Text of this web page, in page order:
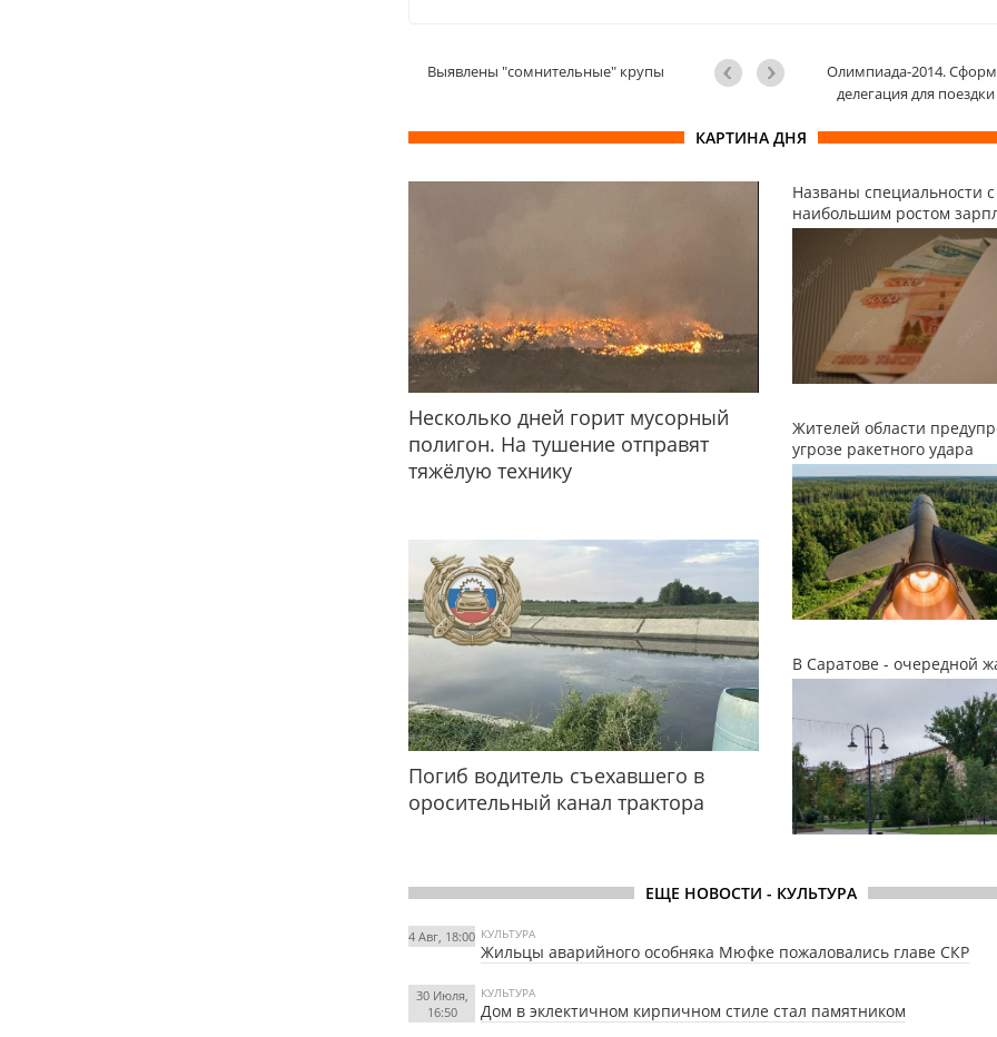
Выявлены "сомнительные" крупы
Олимпиада-2014.
делегация для
КАРТИНА ДНЯ
Несколько дней горит мусорный
полигон. На тушение отправят
тяжёлую технику
Погиб водитель съехавшего в
оросительный канал трактора
Названы специальности с
наибольшим ростом
Жителей области
угрозе ракетного удара
В Саратове - очередной
ЕЩЕ НОВОСТИ - КУЛЬТУРА
4 Авг, 18:00 КУЛЬТУРА
Жильцы аварийного особняка Мюфке пожаловались главе СКР
30 Июля,
16:50
КУЛЬТУРА
Дом в эклектичном кирпичном стиле стал памятником